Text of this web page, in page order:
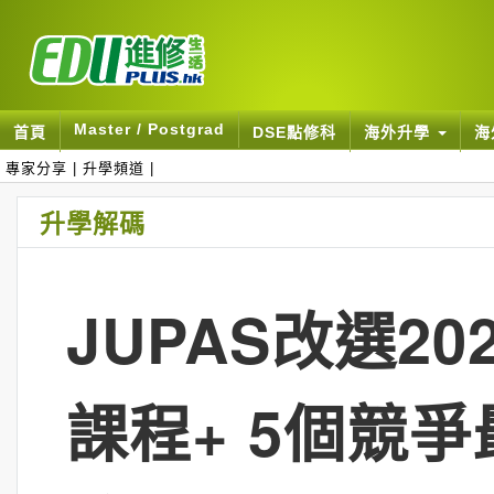
首頁 Master / Postgrad DSE點修科 海外升學
專家分享 升學頻道
升學解碼
JUPAS改選
課程+ 5個競